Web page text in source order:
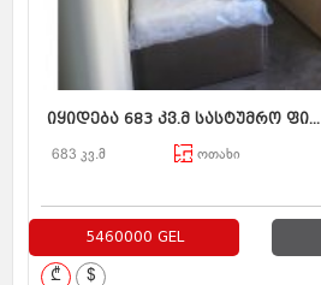
იყიდება 683 კვ.მ სასტუმრო ფი...
683 კვ.მ ოთახი
5460000 GEL
₾ $